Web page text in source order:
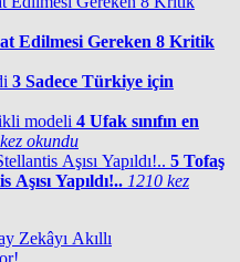
Edilmesi Gereken 8 Kritik
3 Sadece Türkiye için
4 Ufak sınıfın en
okundu
5 Tofaş
Yapıldı!.. 1210 kez